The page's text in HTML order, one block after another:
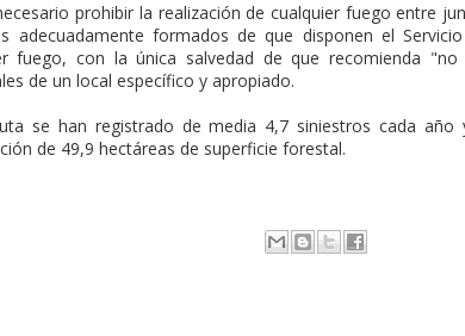
prohibir la realización de cualquier fuego entre
formados de que disponen el
fuego, con la única salvedad de que recomienda "no
de un local específico y apropiado.
se han registrado de media 4,7 siniestros cada
de 49,9 hectáreas de superficie forestal.